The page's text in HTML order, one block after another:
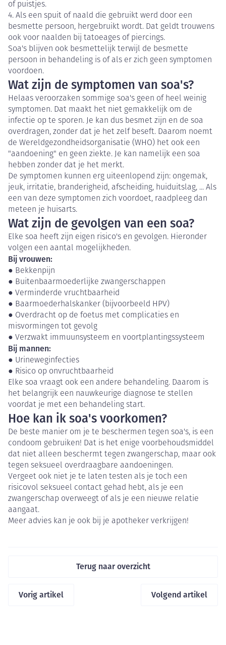
of puistjes.
4. Als een spuit of naald die gebruikt werd door een
besmette persoon, hergebruikt wordt. Dat geldt trouwens
ook voor naalden bij tatoeages of piercings.
Soa's blijven ook besmettelijk terwijl de besmette
persoon in behandeling is of als er zich geen symptomen
voordoen.
Wat zijn de symptomen van soa's?
Helaas veroorzaken sommige soa's geen of heel weinig
symptomen. Dat maakt het niet gemakkelijk om de
infectie op te sporen. Je kan dus besmet zijn en de soa
overdragen, zonder dat je het zelf beseft. Daarom noemt
de Wereldgezondheidsorganisatie (WHO) het ook een
"aandoening" en geen ziekte. Je kan namelijk een soa
hebben zonder dat je het merkt.
De symptomen kunnen erg uiteenlopend zijn: ongemak,
jeuk, irritatie, branderigheid, afscheiding, huiduitslag, ... Als
een van deze symptomen zich voordoet, raadpleeg dan
meteen je huisarts.
Wat zijn de gevolgen van een soa?
Elke soa heeft zijn eigen risico's en gevolgen. Hieronder
volgen een aantal mogelijkheden.
Bij vrouwen:
● Bekkenpijn
● Buitenbaarmoederlijke zwangerschappen
● Verminderde vruchtbaarheid
● Baarmoederhalskanker (bijvoorbeeld HPV)
● Overdracht op de foetus met complicaties en
misvormingen tot gevolg
● Verzwakt immuunsysteem en voortplantingssysteem
Bij mannen:
● Urineweginfecties
● Risico op onvruchtbaarheid
Elke soa vraagt ook een andere behandeling. Daarom is
het belangrijk een nauwkeurige diagnose te stellen
voordat je met een behandeling start.
Hoe kan ik soa's voorkomen?
De beste manier om je te beschermen tegen soa's, is een
condoom gebruiken! Dat is het enige voorbehoudsmiddel
dat niet alleen beschermt tegen zwangerschap, maar ook
tegen seksueel overdraagbare aandoeningen.
Vergeet ook niet je te laten testen als je toch een
risicovol seksueel contact gehad hebt, als je een
zwangerschap overweegt of als je een nieuwe relatie
aangaat.
Meer advies kan je ook bij je apotheker verkrijgen!
Terug naar overzicht
Vorig artikel Volgend artikel